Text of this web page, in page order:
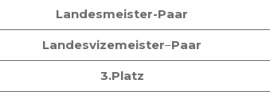
Landesmeister-Paar
Landesvizemeister–Paar
3.Platz